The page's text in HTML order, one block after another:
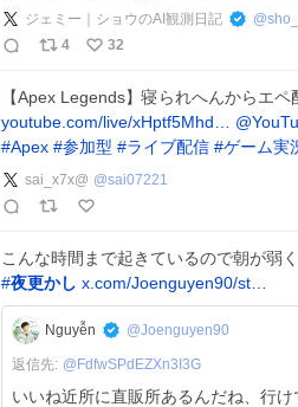
ジェミー｜ショウのAI観測日記 @
4
32
【Apex Legends】寝られへんからエペ
youtube.com/live/xHptf5Mhd…
#Apex #参加型 #ライブ配信 #ゲーム実
sai_x7x@ @sai07221
こんな時間まで起きているので朝が弱
#夜更かし x.com/Joenguyen90/st…
Nguyễn @Joenguyen90
返信先: @ FdfwSPdEZXn3I3G
いいね近所に直販所あるんだね、行け